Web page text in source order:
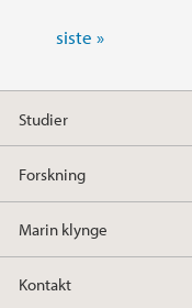
siste »
Studier
Forskning
Marin klynge
Kontakt